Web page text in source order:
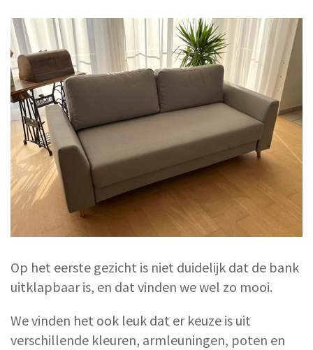
Op het eerste gezicht is niet duidelijk dat de bank
uitklapbaar is, en dat vinden we wel zo mooi.
We vinden het ook leuk dat er keuze is uit
verschillende kleuren, armleuningen, poten en